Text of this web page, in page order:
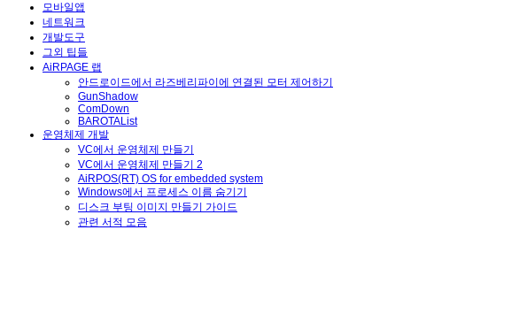
모바일앱
네트워크
개발도구
그외 팁들
AiRPAGE 랩
안드로이드에서 라즈베리파이에 연결된 모터 제어하기
GunShadow
ComDown
BAROTAList
운영체제 개발
VC에서 운영체제 만들기
VC에서 운영체제 만들기 2
AiRPOS(RT) OS for embedded system
Windows에서 프로세스 이름 숨기기
디스크 부팅 이미지 만들기 가이드
관련 서적 모음